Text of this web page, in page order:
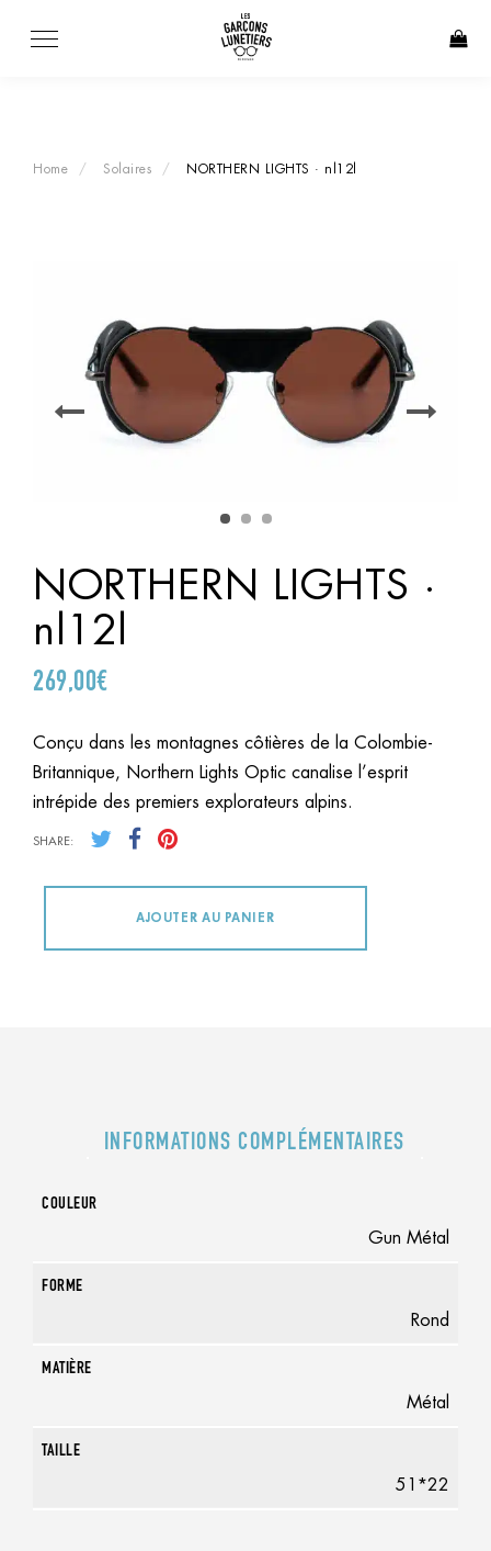
Home Solaires NORTHERN LIGHTS · nl12l
NORTHERN LIGHTS ·
nl12l
269,00€
Conçu dans les montagnes côtières de la Colombie-
Britannique, Northern Lights Optic canalise l’esprit
intrépide des premiers explorateurs alpins.
SHARE:
AJOUTER AU PANIER
INFORMATIONS COMPLÉMENTAIRES
COULEUR
Gun Métal
FORME
Rond
MATIÈRE
Métal
TAILLE
51*22